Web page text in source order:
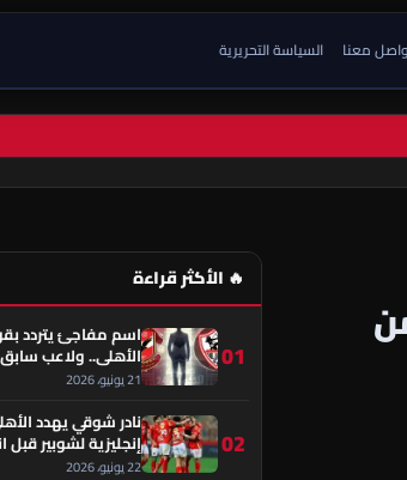
معنا السياسة التحريرية
🔥 الأكثر قراءة
01
اسم مفاجئ يتردد
الأهلي.. ولاعب
قلب الحكاية!
21 يونيو، 2026
02
نادر شوقي يهدد
إنجليزية لشوبير قبل
22 يونيو، 2026